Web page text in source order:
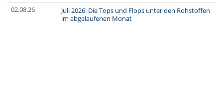
02.08.26
Juli 2026: Die Tops und Flops unter den Rohstoffen
im abgelaufenen Monat